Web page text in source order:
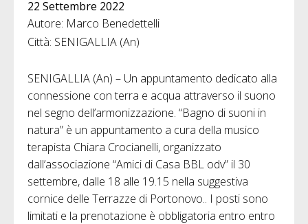
22 Settembre 2022
Autore: Marco Benedettelli
Città: SENIGALLIA (An)
SENIGALLIA (An) – Un appuntamento dedicato alla
connessione con terra e acqua attraverso il suono
nel segno dell’armonizzazione. “Bagno di suoni in
natura” è un appuntamento a cura della musico
terapista Chiara Crocianelli, organizzato
dall’associazione “Amici di Casa BBL odv” il 30
settembre, dalle 18 alle 19.15 nella suggestiva
cornice delle Terrazze di Portonovo.. I posti sono
limitati e la prenotazione è obbligatoria entro entro